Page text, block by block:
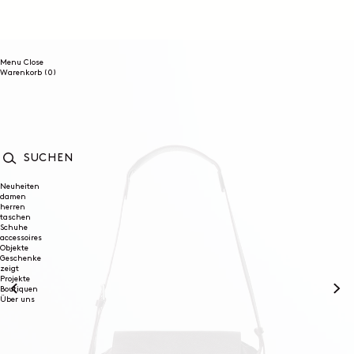
Menu Close
Warenkorb (0)
Neuheiten
damen
herren
taschen
Schuhe
accessoires
Objekte
Geschenke
zeigt
Projekte
Boutiquen
Über uns